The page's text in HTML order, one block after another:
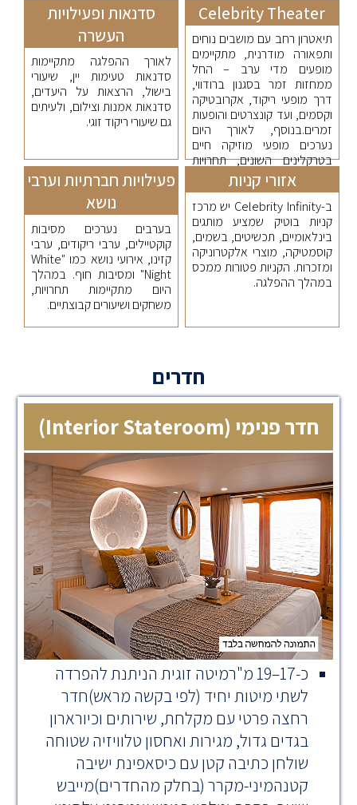
Celebrity Theater
תיאטרון רחב עם מושבים נוחים
ותפאורה מודרנית, מתקיימים
מופעים מדי ערב – החל
ממחזות זמר בסגנון ברודווי,
דרך מופעי ריקוד, אקרובטיקה
וקסמים, ועד קונצרטים והופעות
זמרים.בנוסף, לאורך היום
נערכים מופעי מוזיקה חיים
בטרקלינים השונים, תחרויות
חכמות, חידונים וערבי נושא.
סדנאות ופעילויות
העשרה
לאורך ההפלגה מתקיימות
סדנאות טעימות יין, שיעורי
בישול, הרצאות על היעדים,
סדנאות אמנות וצילום, ולעיתים
גם שיעורי ריקוד זוגי.
אזורי קניות
ב-Celebrity Infinity יש מרכז
קניות בוטיק שמציע מותגים
בינלאומיים, תכשיטים, בשמים,
קוסמטיקה, מוצרי אלקטרוניקה
ומזכרות. הקניות פטורות ממכס
במהלך ההפלגה.
פעילויות חברתיות וערבי
נושא
בערבים נערכים מסיבות
קוקטיילים, ערבי ריקודים, ערבי
קזינו, אירועי נושא כמו "White
Night" ומסיבות חוף. במהלך
היום מתקיימות תחרויות,
משחקים ושיעורים קבוצתיים.
חדרים
חדר פנימי (Interior Stateroom)
כ-17–19 מ"רמיטה זוגית הניתנת להפרדה
לשתי מיטות יחיד (לפי בקשה מראש)חדר
רחצה פרטי עם מקלחת, שירותים וכיורארון
בגדים גדול, מגירות ואחסון טלוויזיה שטוחה
שולחן כתיבה קטן עם כיסאפינת ישיבה
קטנהמיני-מקרר (בחלק מהחדרים)מייבש